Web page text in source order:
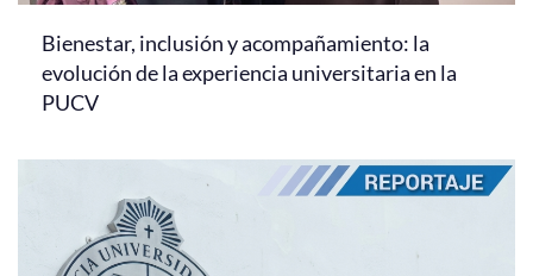
Bienestar, inclusión y acompañamiento: la
evolución de la experiencia universitaria en la
PUCV